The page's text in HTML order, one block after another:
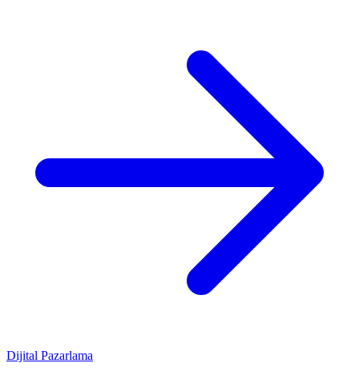
Dijital Pazarlama